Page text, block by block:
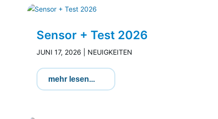
Sensor + Test 2026
JUNI 17, 2026 NEUIGKEITEN
mehr lesen...